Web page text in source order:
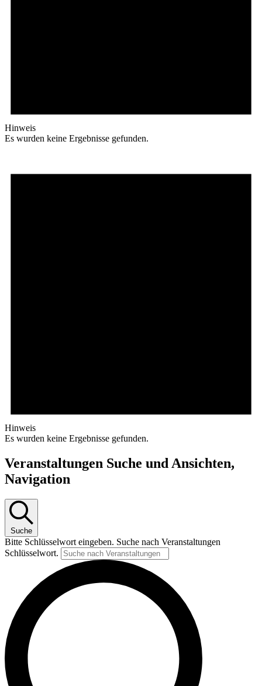
Hinweis
Es wurden keine Ergebnisse gefunden.
Hinweis
Es wurden keine Ergebnisse gefunden.
Veranstaltungen Suche und Ansichten,
Navigation
Suche
Bitte Schlüsselwort eingeben. Suche nach Veranstaltungen
Schlüsselwort.